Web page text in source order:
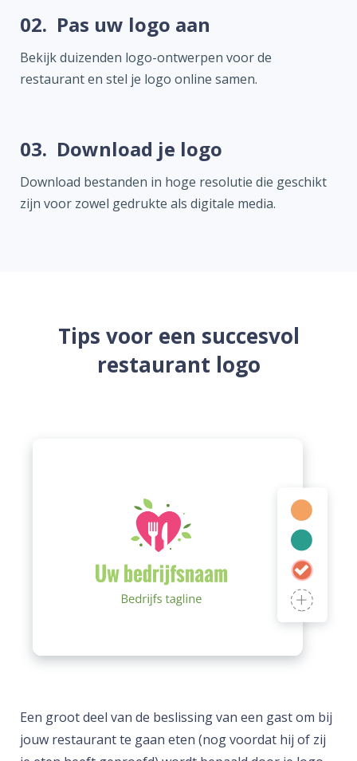
02. Pas uw logo aan
Bekijk duizenden logo-ontwerpen voor de
restaurant en stel je logo online samen.
03. Download je logo
Download bestanden in hoge resolutie die geschikt
zijn voor zowel gedrukte als digitale media.
Tips voor een succesvol
restaurant logo
Een groot deel van de beslissing van een gast om bij
jouw restaurant te gaan eten (nog voordat hij of zij